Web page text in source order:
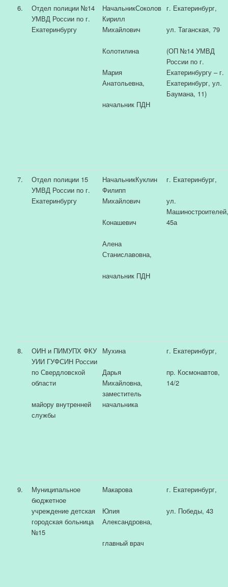
6.
Отдел полиции №14
УМВД России по г.
Екатеринбургу
НачальникСоколов
Кирилл
Михайлович
Колотилина
Мария
Анатольевна,
начальник ПДН
г. Екатеринбург,
ул. Таганская, 79
(ОП №14 УМВД
России по г.
Екатеринбургу – г.
Екатеринбург, ул.
Баумана, 11)
7.
Отдел полиции 15
УМВД России по г.
Екатеринбургу
НачальникКуклин
Филипп
Михайлович
Конашевич
Алена
Станиславовна,
начальник ПДН
г. Екатеринбург,
ул.
45а
8.
ОИН и ПИМУПХ ФКУ
УИИ ГУФСИН России
по Свердловской
области
майору внутренней
службы
Мухина
Дарья
Михайловна,
заместитель
начальника
г. Екатеринбург,
пр. Космонавтов,
14/2
9.
Муниципальное
бюджетное
учреждение детская
городская больница
№15
Макарова
Юлия
Александровна,
главный врач
г. Екатеринбург,
ул. Победы, 43